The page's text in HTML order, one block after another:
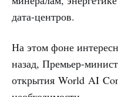
дата-центров.
На этом фоне
назад, Премьер-
открытия World AI